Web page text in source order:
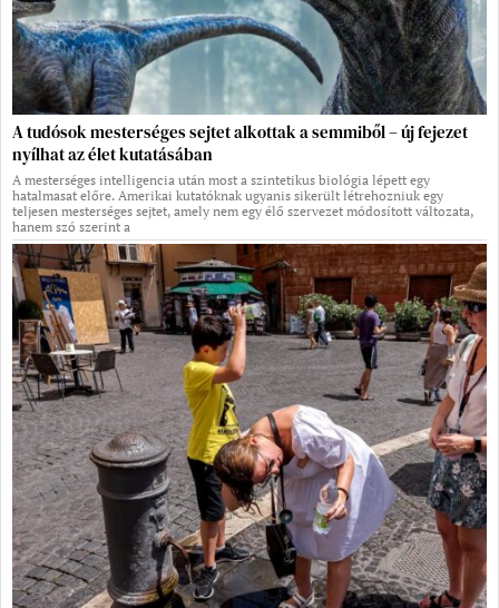
A tudósok mesterséges sejtet alkottak a semmiből – új fejezet
nyílhat az élet kutatásában
A mesterséges intelligencia után most a szintetikus biológia lépett egy
hatalmasat előre. Amerikai kutatóknak ugyanis sikerült létrehozniuk egy
teljesen mesterséges sejtet, amely nem egy élő szervezet módosított változata,
hanem szó szerint a